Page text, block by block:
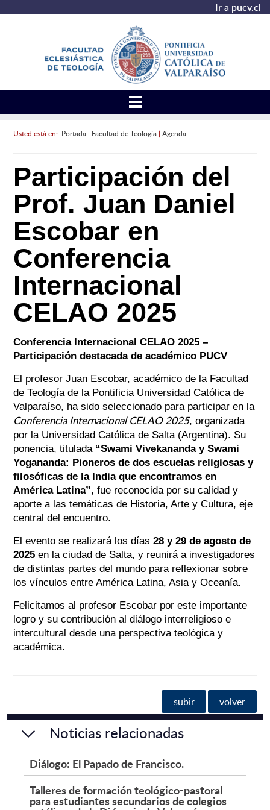
Ir a pucv.cl
Usted está en: Portada| Facultad de Teología| Agenda
Participación del
Prof. Juan Daniel
Escobar en
Conferencia
Internacional
CELAO 2025
Conferencia Internacional CELAO 2025 –
Participación destacada de académico PUCV
El profesor Juan Escobar, académico de la Facultad
de Teología de la Pontificia Universidad Católica de
Valparaíso, ha sido seleccionado para participar en la
Conferencia Internacional CELAO 2025, organizada
por la Universidad Católica de Salta (Argentina). Su
ponencia, titulada “Swami Vivekananda y Swami
Yogananda: Pioneros de dos escuelas religiosas y
filosóficas de la India que encontramos en
América Latina”, fue reconocida por su calidad y
aporte a las temáticas de Historia, Arte y Cultura, eje
central del encuentro.
El evento se realizará los días 28 y 29 de agosto de
2025en la ciudad de Salta, y reunirá a investigadores
de distintas partes del mundo para reflexionar sobre
los vínculos entre América Latina, Asia y Oceanía.
Felicitamos al profesor Escobar por este importante
logro y su contribución al diálogo interreligioso e
intercultural desde una perspectiva teológica y
académica.
subir volver
Noticias relacionadas
Diálogo: El Papado de Francisco.
Talleres de formación teológico-pastoral
para estudiantes secundarios de colegios